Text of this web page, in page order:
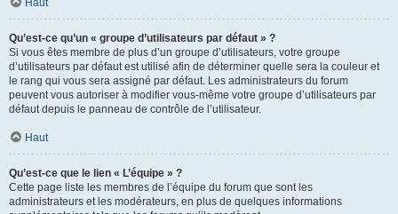
Haut
Qu’est-ce qu’un « groupe d’utilisateurs par défaut » ?
Si vous êtes membre de plus d’un groupe d’utilisateurs, votre groupe
d’utilisateurs par défaut est utilisé afin de déterminer quelle sera la couleur et
le rang qui vous sera assigné par défaut. Les administrateurs du forum
peuvent vous autoriser à modifier vous-même votre groupe d’utilisateurs par
défaut depuis le panneau de contrôle de l’utilisateur.
Haut
Qu’est-ce que le lien « L’équipe » ?
Cette page liste les membres de l’équipe du forum que sont les
administrateurs et les modérateurs, en plus de quelques informations